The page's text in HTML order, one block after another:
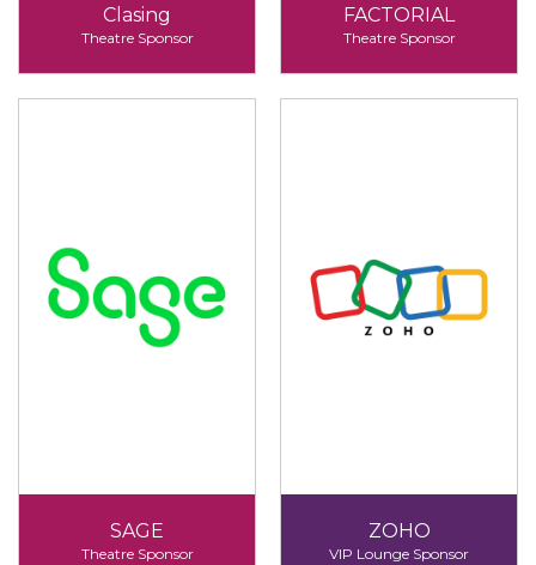
Clasing
Theatre Sponsor
FACTORIAL
Theatre Sponsor
SAGE
Theatre Sponsor
ZOHO
VIP Lounge Sponsor